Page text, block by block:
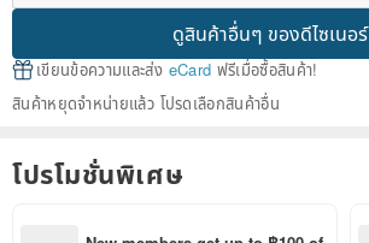
ดูสินค้าอื่นๆ ของดีไซเนอร์
เขียนข้อความและส่ง eCard ฟรีเมื่อซื้อสินค้า!
สินค้าหยุดจำหน่ายแล้ว โปรดเลือกสินค้าอื่น
โปรโมชั่นพิเศษ